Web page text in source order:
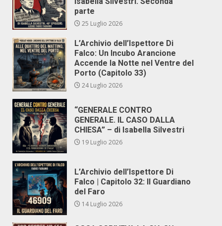
parte
25 Luglio 2026
L’Archivio dell’Ispettore Di
Falco: Un Incubo Arancione
Accende la Notte nel Ventre del
Porto (Capitolo 33)
24 Luglio 2026
“GENERALE CONTRO
GENERALE. IL CASO DALLA
CHIESA” – di Isabella Silvestri
19 Luglio 2026
L’Archivio dell’Ispettore Di
Falco | Capitolo 32: Il Guardiano
del Faro
14 Luglio 2026